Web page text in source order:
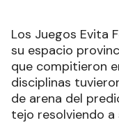
Los Juegos Evita
su espacio
que compitieron
disciplinas
de arena del
tejo resolviendo